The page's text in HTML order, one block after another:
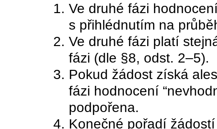
Ve druhé fázi
s přihlédnutím na
Ve druhé fázi platí
fázi (dle §8, odst. 2–5).
Pokud žádost získá
fázi hodnocení
podpořena.
Konečné pořadí